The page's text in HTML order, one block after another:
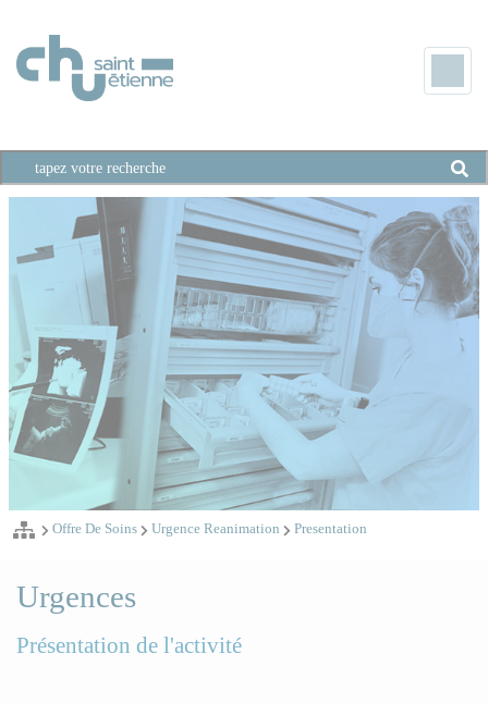
Offre De Soins Urgence Reanimation Presentation
Urgences
Présentation de l'activité